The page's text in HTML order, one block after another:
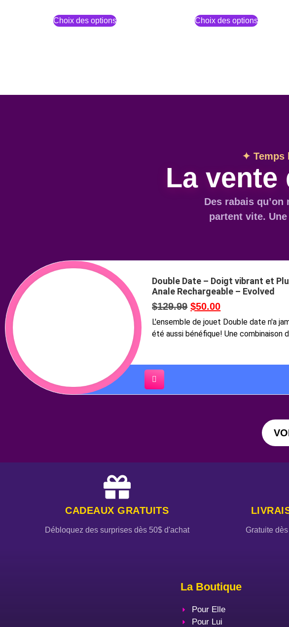
Choix des options Choix des options
✦ Temps
La vente
Des rabais
partent vite.
Double Date – Doigt vibrant et
Anale Rechargeable – Evolved
$129.99 $50.00
L'ensemble de jouet Double date n'a
été aussi bénéfique! Une combinaison
CADEAUX GRATUITS
Débloquez des surprises dès 50$ d'achat Gratuite
La Boutique
Pour Elle
Pour Lui